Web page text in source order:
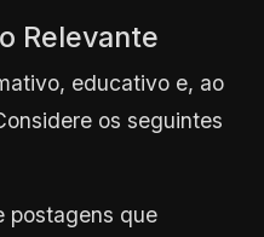
Relevante
educativo e, ao
os seguintes
postagens que